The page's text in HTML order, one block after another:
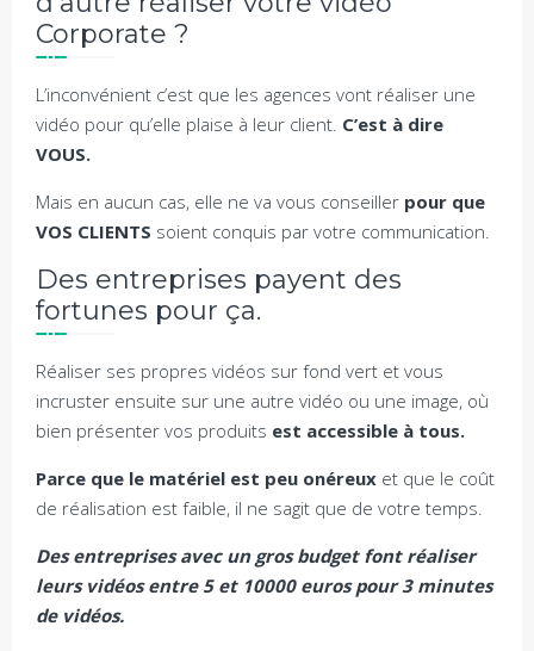
Corporate ?
L’inconvénient c’est que les agences vont réaliser une
vidéo pour qu’elle plaise à leur client. C’est à dire
VOUS.
Mais en aucun cas, elle ne va vous conseiller pour que
VOS CLIENTS soient conquis par votre communication.
Des entreprises payent des
fortunes pour ça.
Réaliser ses propres vidéos sur fond vert et vous
incruster ensuite sur une autre vidéo ou une image, où
bien présenter vos produits est accessible à tous.
Parce que le matériel est peu onéreux et que le coût
de réalisation est faible, il ne sagit que de votre temps.
Des entreprises avec un gros budget font réaliser
leurs vidéos entre 5 et 10000 euros pour 3 minutes
de vidéos.